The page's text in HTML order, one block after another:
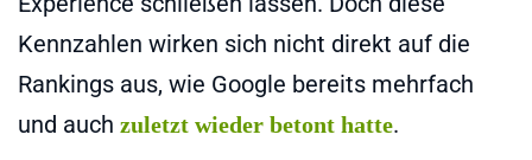
Kennzahlen wirken sich nicht direkt auf die
Rankings aus, wie Google bereits mehrfach
und auch zuletzt wieder betont hatte.